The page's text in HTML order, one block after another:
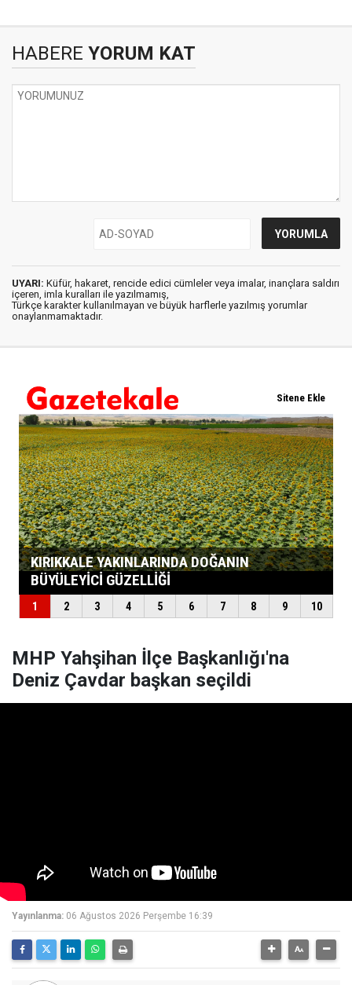
HABERE YORUM KAT
UYARI: Küfür, hakaret, rencide edici cümleler veya imalar, inançlara saldırı
içeren, imla kuralları ile yazılmamış,
Türkçe karakter kullanılmayan ve büyük harflerle yazılmış yorumlar
onaylanmamaktadır.
MHP Yahşihan İlçe Başkanlığı'na
Deniz Çavdar başkan seçildi
Yayınlanma: 06 Ağustos 2026 Perşembe 16:39